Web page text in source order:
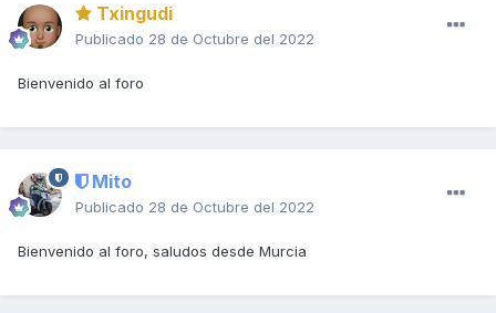
Txingudi
Publicado 28 de Octubre del 2022
Bienvenido al foro
Mito
Publicado 28 de Octubre del 2022
Bienvenido al foro, saludos desde Murcia